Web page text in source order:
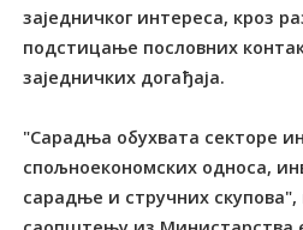
заједничког интереса, кроз
подстицање пословних
заједничких догађаја.
"Сарадња обухвата секторе
спољноекономских односа,
сарадње и стручних